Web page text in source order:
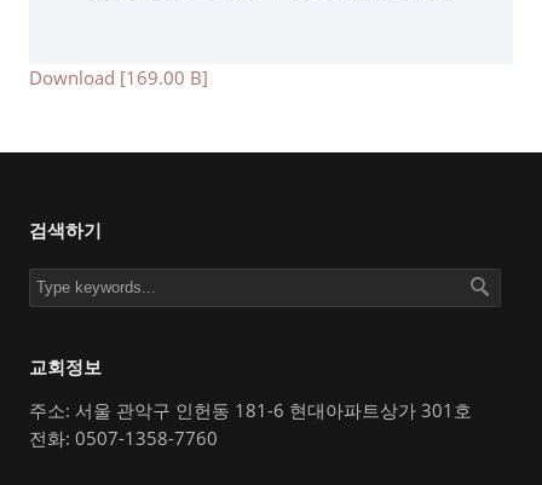
Download [169.00 B]
검색하기
교회정보
주소: 서울 관악구 인헌동 181-6 현대아파트상가 301호
전화: 0507-1358-7760